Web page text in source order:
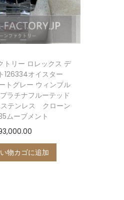
トリー ロレックス デ
126334オイスター
グレー ウィンブル
ラチナフルーテッド
テンレス クローン
ムーブメント
物カゴに追加